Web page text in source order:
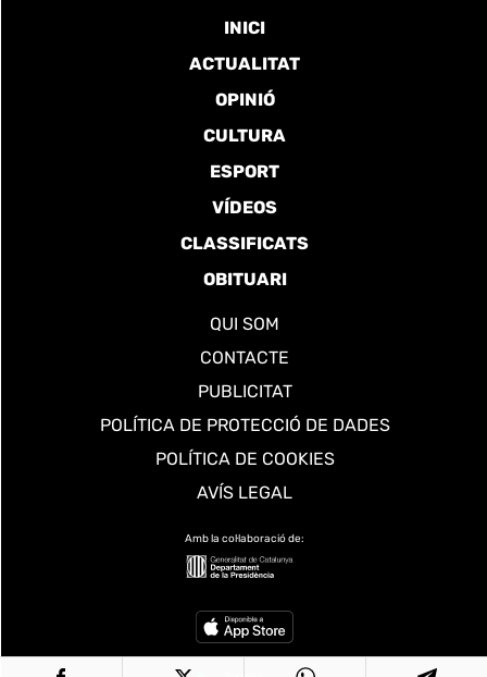
INICI
ACTUALITAT
OPINIÓ
CULTURA
ESPORT
VÍDEOS
CLASSIFICATS
OBITUARI
QUI SOM
CONTACTE
PUBLICITAT
POLÍTICA DE PROTECCIÓ DE DADES
POLÍTICA DE COOKIES
AVÍS LEGAL
Amb la col·laboració de: